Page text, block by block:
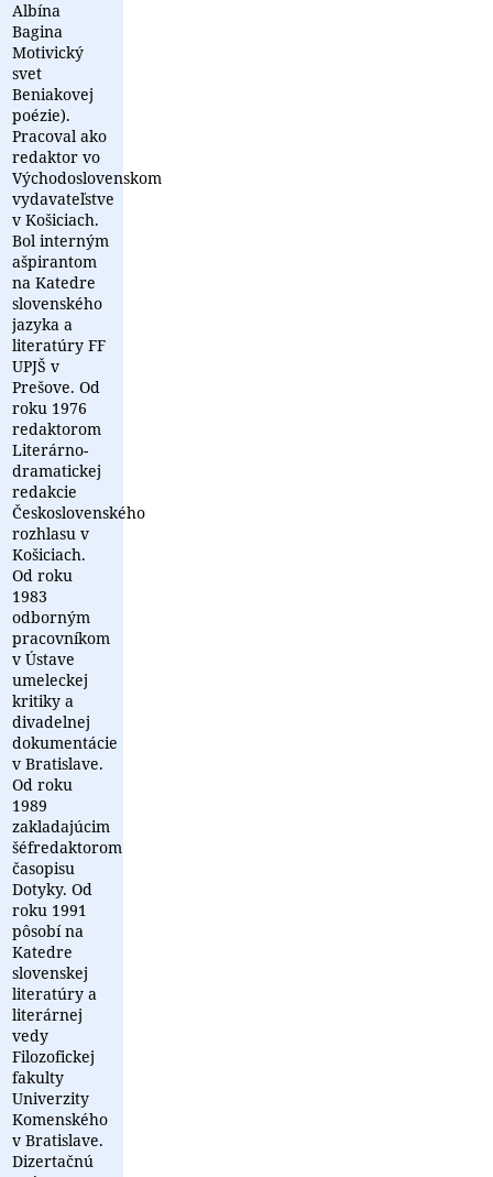
Albína
Bagina
Motivický
svet
Beniakovej
poézie).
Pracoval ako
redaktor vo
Východoslovenskom
vydavateľstve
v Košiciach.
Bol interným
ašpirantom
na Katedre
slovenského
jazyka a
literatúry FF
UPJŠ v
Prešove. Od
roku 1976
redaktorom
Literárno-
dramatickej
redakcie
Československého
rozhlasu v
Košiciach.
Od roku
1983
odborným
pracovníkom
v Ústave
umeleckej
kritiky a
divadelnej
dokumentácie
v Bratislave.
Od roku
1989
zakladajúcim
šéfredaktorom
časopisu
Dotyky. Od
roku 1991
pôsobí na
Katedre
slovenskej
literatúry a
literárnej
vedy
Filozofickej
fakulty
Univerzity
Komenského
v Bratislave.
Dizertačnú